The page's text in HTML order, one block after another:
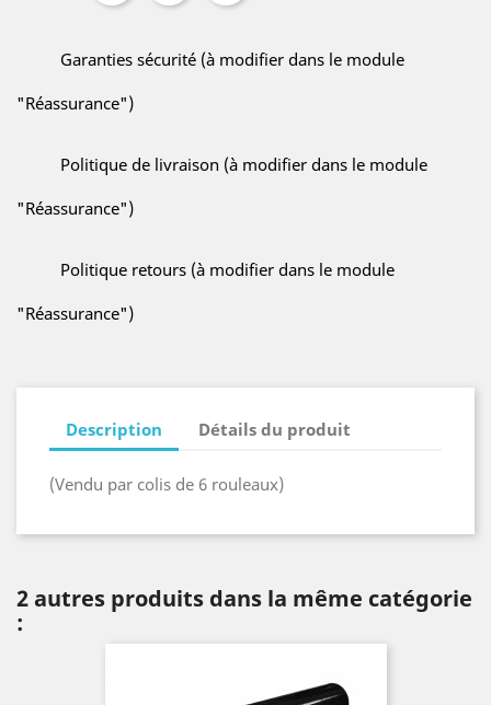
Garanties sécurité (à modifier dans le module
"Réassurance")
Politique de livraison (à modifier dans le module
"Réassurance")
Politique retours (à modifier dans le module
"Réassurance")
Description Détails du produit
(Vendu par colis de 6 rouleaux)
2 autres produits dans la même catégorie
: